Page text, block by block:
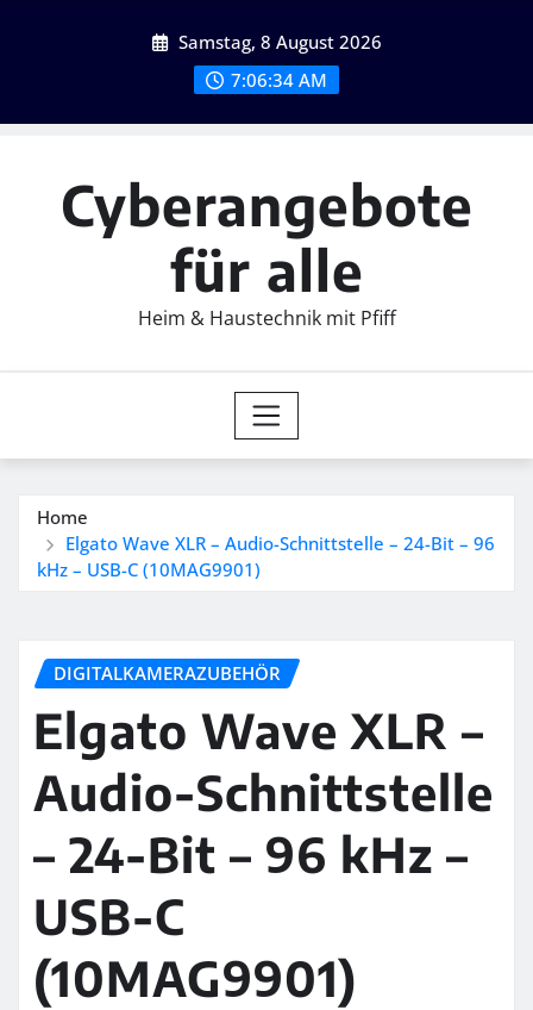
Samstag, 8 August 2026
7:06:36 AM
Cyberangebote
für alle
Heim & Haustechnik mit Pfiff
Home
Elgato Wave XLR – Audio-Schnittstelle – 24-Bit – 96
kHz – USB-C (10MAG9901)
DIGITALKAMERAZUBEHÖR
Elgato Wave XLR –
Audio-Schnittstelle
– 24-Bit – 96 kHz –
USB-C
(10MAG9901)